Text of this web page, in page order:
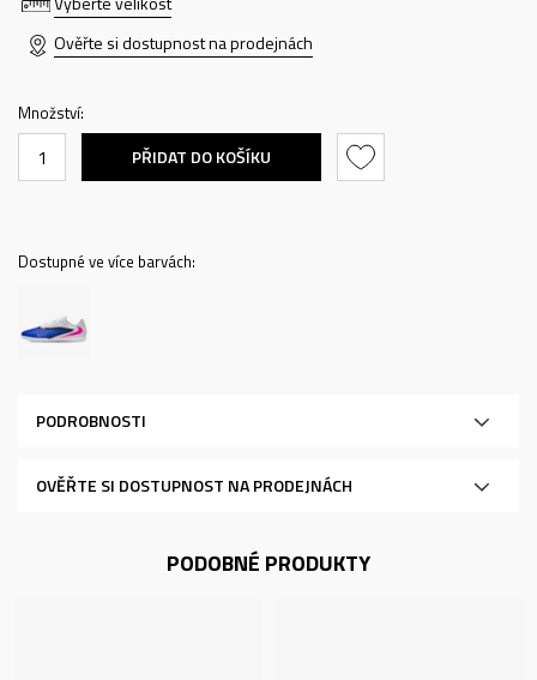
Ověřte si dostupnost na prodejnách
Množství:
PŘIDAT DO KOŠÍKU
Dostupné ve více barvách:
PODROBNOSTI
OVĚŘTE SI DOSTUPNOST NA PRODEJNÁCH
PODOBNÉ PRODUKTY